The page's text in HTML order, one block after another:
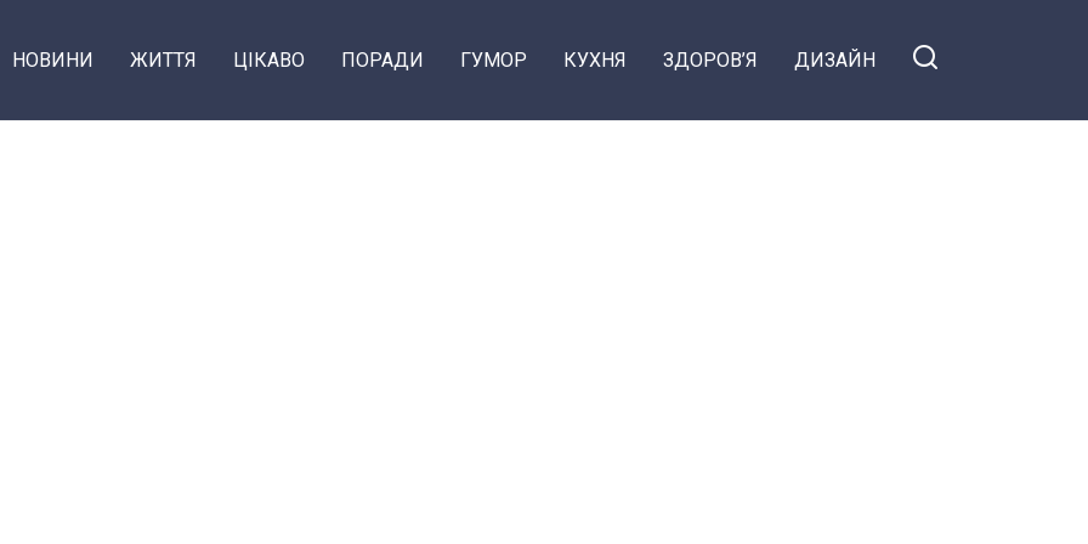
НОВИНИ ЖИТТЯ ЦІКАВО ПОРАДИ ГУМОР КУХНЯ ЗДОРОВ’Я ДИЗАЙН